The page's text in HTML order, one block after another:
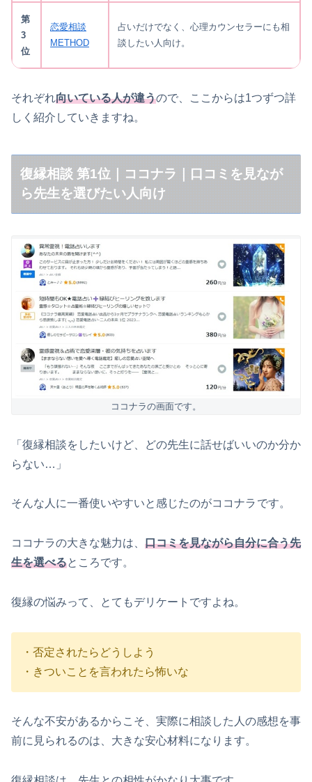
第
3
位
恋愛相談
METHOD
占いだけでなく、心理カウンセラーにも相
談したい人向け。
それぞれ向いている人が違うので、ここからは1つずつ詳
しく紹介していきますね。
復縁相談 第1位｜ココナラ｜口コミを見なが
ら先生を選びたい人向け
ココナラの画面です。
「復縁相談をしたいけど、どの先生に話せばいいのか分か
らない…」
そんな人に一番使いやすいと感じたのがココナラ です。
ココナラの大きな魅力は、 口コミを見ながら自分に合う先
生を選べるところです。
復縁の悩みって、とてもデリケートですよね。
・否定されたらどうしよう
・きついことを言われたら怖いな
そんな不安があるからこそ、実際に相談した人の感想を事
前に見られるのは、大きな安心材料になります。